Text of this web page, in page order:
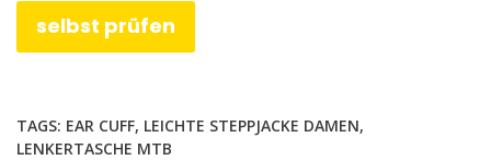
selbst prüfen
TAGS: EAR CUFF, LEICHTE STEPPJACKE DAMEN,
LENKERTASCHE MTB